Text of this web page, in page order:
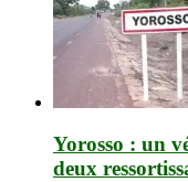
Yorosso : un
deux